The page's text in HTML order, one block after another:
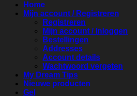
Home
Mijn account / Registreren
Registreren
Mijn account / Inloggen
Bestellingen
Addresses
Account details
Wachtwoord vergeten
My Dream Tips
Nieuwe producten
Gel